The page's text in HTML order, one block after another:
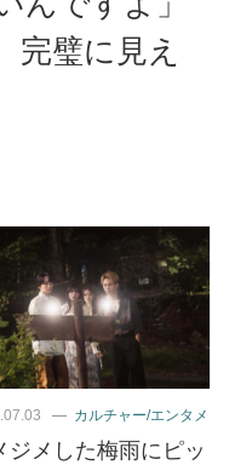
完璧に見え
カルチャー/エンタメ
ジメした梅雨にピッ